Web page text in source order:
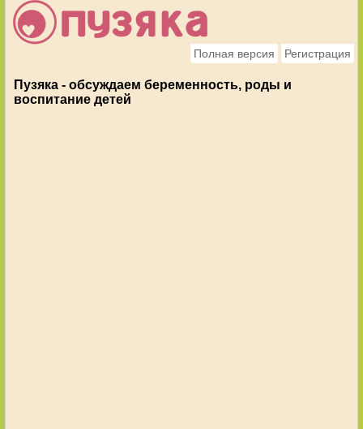
Полная версия Регистрация
Пузяка - обсуждаем беременность, роды и
воспитание детей